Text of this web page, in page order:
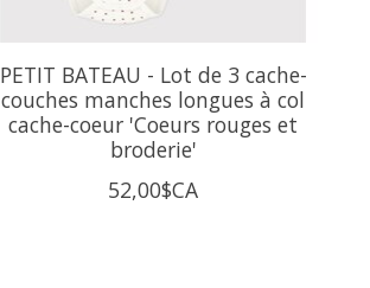
PETIT BATEAU - Lot de 3 cache-
couches manches longues à col
cache-coeur 'Coeurs rouges et
broderie'
52,00$CA